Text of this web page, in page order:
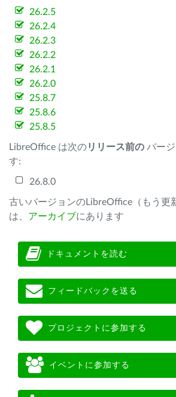
26.2.5
26.2.4
26.2.3
26.2.2
26.2.1
26.2.0
25.8.7
25.8.6
25.8.5
LibreOffice は次のリリース前の バー
す:
26.8.0
古いバージョンのLibreOffice（もう更
は、 アーカイブにあります
ドキュメントを読む
フィードバックを送る
プロジェクトに参加する
イベントに参加する